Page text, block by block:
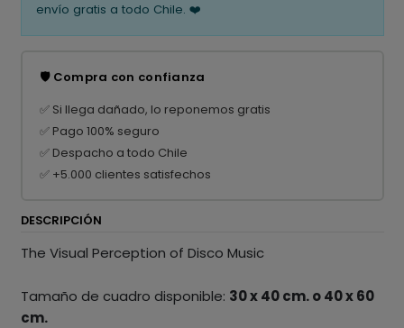
envío gratis a todo Chile. ❤️
🛡️ Compra con confianza
✅ Si llega dañado, lo reponemos gratis
✅ Pago 100% seguro
✅ Despacho a todo Chile
✅ +5.000 clientes satisfechos
DESCRIPCIÓN
The Visual Perception of Disco Music
Tamaño de cuadro disponible: 30 x 40 cm. o 40 x 60
cm.